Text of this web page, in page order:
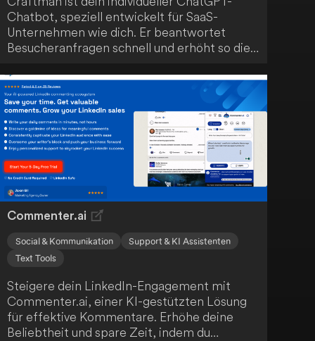
Chatbot, speziell entwickelt für SaaS-
Unternehmen wie dich. Er beantwortet
Besucheranfragen schnell und erhöht so die
Bedienung führt Craftman zu höheren
Verkaufszahlen und einem verbesserten
Kundenerlebnis.
Commenter.ai
Social & Kommunikation
Support & KI Assistenten
Text Tools
Steigere dein LinkedIn-Engagement mit
Commenter.ai, einer KI-gestützten Lösung
für effektive Kommentare. Erhöhe deine
Beliebtheit und spare Zeit, indem du